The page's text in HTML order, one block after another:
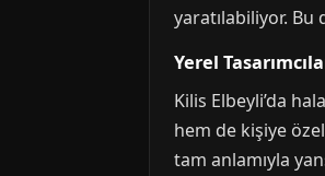
yaratılabiliyor.
Yerel
Kilis Elbeyli’da
hem de kişiye
tam anlamıyla